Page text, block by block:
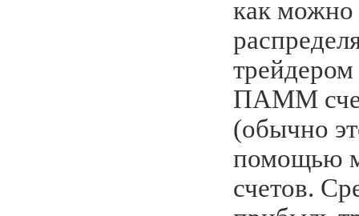
как
ПАММ
(обычно
помощью
счетов.